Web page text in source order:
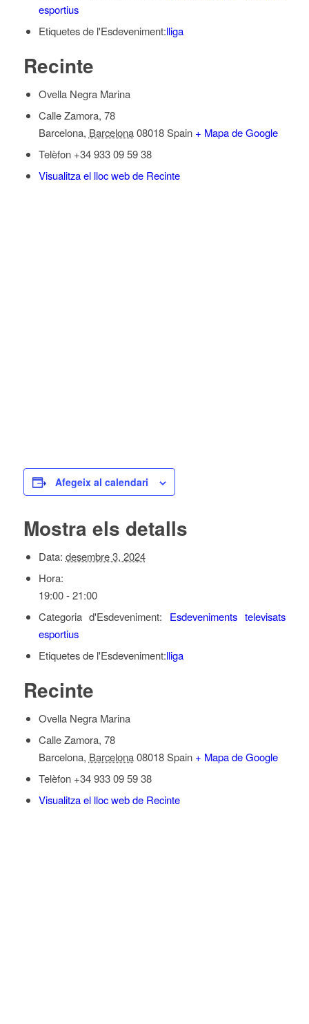
esportius
Etiquetes de l'Esdeveniment:lliga
Recinte
Ovella Negra Marina
Calle Zamora, 78
Barcelona, Barcelona 08018 Spain + Mapa de Google
Telèfon +34 933 09 59 38
Visualitza el lloc web de Recinte
Afegeix al calendari
Mostra els detalls
Data: desembre 3, 2024
Hora:
19:00 - 21:00
Categoria d'Esdeveniment:
Esdeveniments televisats
esportius
Etiquetes de l'Esdeveniment:lliga
Recinte
Ovella Negra Marina
Calle Zamora, 78
Barcelona, Barcelona 08018 Spain + Mapa de Google
Telèfon +34 933 09 59 38
Visualitza el lloc web de Recinte